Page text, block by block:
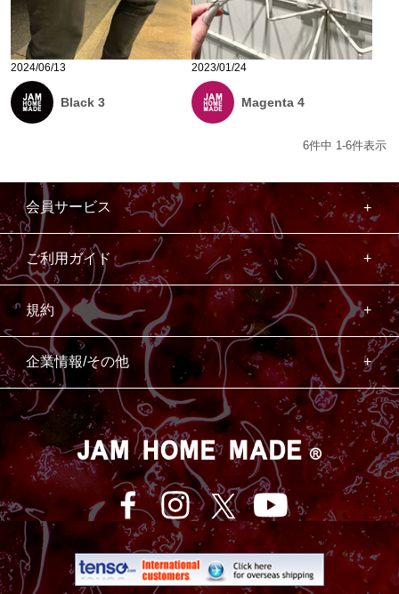
2024/06/13
Black 3
2023/01/24
Magenta 4
6件中 1-6件表示
会員サービス
ご利用ガイド
規約
企業情報/その他